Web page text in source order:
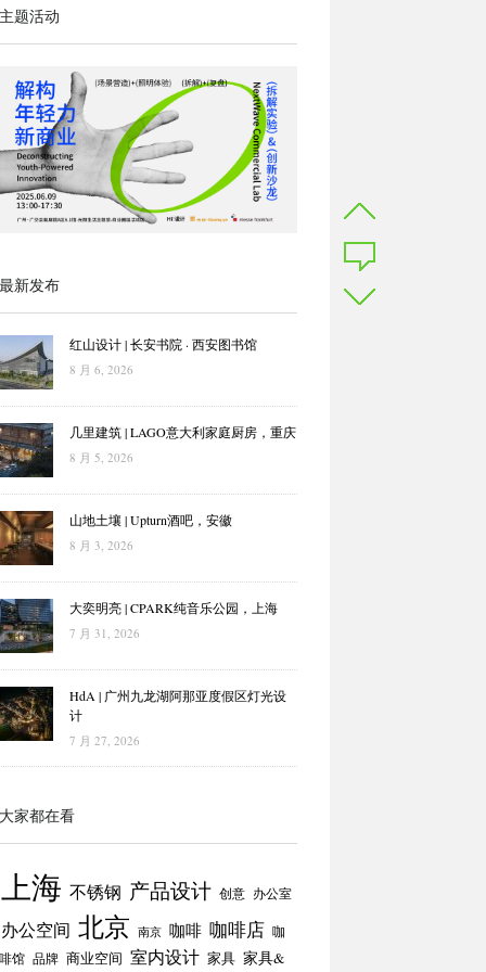
题活动
新发布
红山设计 | 长安书院 · 西安图书馆
8 月 6, 2026
几里建筑 | LAGO意大利家庭厨房，重庆
8 月 5, 2026
山地土壤 | Upturn酒吧，安徽
8 月 3, 2026
大奕明亮 | CPARK纯音乐公园，上海
7 月 31, 2026
HdA | 广州九龙湖阿那亚度假区灯光设
计
7 月 27, 2026
家都在看
上海 不锈钢 产品设计 创意 办公室
办公空间 北京 南京 咖啡 咖啡店 咖
馆 品牌 商业空间 室内设计 家具 家具&